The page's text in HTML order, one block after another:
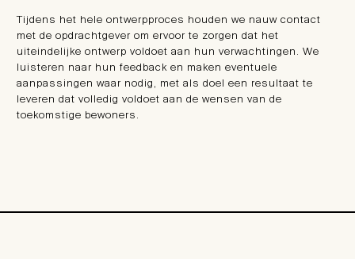
Tijdens het hele ontwerpproces houden we nauw contact
met de opdrachtgever om ervoor te zorgen dat het
uiteindelijke ontwerp voldoet aan hun verwachtingen. We
luisteren naar hun feedback en maken eventuele
aanpassingen waar nodig, met als doel een resultaat te
leveren dat volledig voldoet aan de wensen van de
toekomstige bewoners.